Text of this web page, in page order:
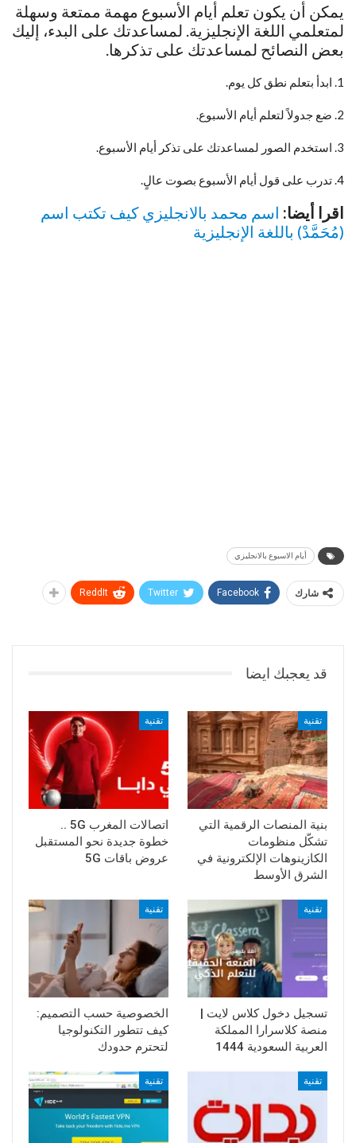
يمكن أن يكون تعلم أيام الأسبوع مهمة ممتعة وسهلة
لمتعلمي اللغة الإنجليزية. لمساعدتك على البدء، إليك
بعض النصائح لمساعدتك على تذكرها.
1. ابدأ بتعلم نطق كل يوم.
2. ضع جدولاً لتعلم أيام الأسبوع.
3. استخدم الصور لمساعدتك على تذكر أيام الأسبوع.
4. تدرب على قول أيام الأسبوع بصوت عالٍ.
اقرا أيضا: اسم محمد بالانجليزي كيف تكتب اسم
(مُحَمَّدْ) باللغة الإنجليزية
أيام الاسبوع بالانجليزي
شارك Facebook
Twitter
ReddIt
قد يعجبك ايضا
تقنية
بنية المنصات الرقمية التي
تشكّل منظومات
الكازينوهات الإلكترونية في
الشرق الأوسط
تقنية
اتصالات المغرب 5G ..
خطوة جديدة نحو المستقبل
عروض باقات 5G
تقنية
تسجيل دخول كلاس لايت |
منصة كلاسرارا المملكة
العربية السعودية 1444
تقنية
الخصوصية حسب التصميم:
كيف تتطور التكنولوجيا
لتحترم حدودك
تقنية تقنية